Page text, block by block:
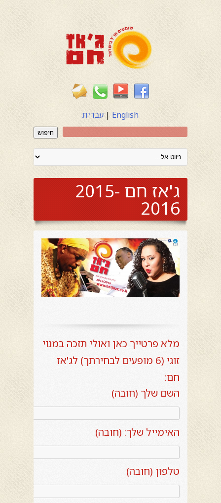
English
| עברית
חיפוש
ג'אז חם 2015-
2016
מלא פרטייך כאן ואולי תזכה במנוי
זוגי (6 מופעים לבחירתך) לג'אז
חם:
השם שלך (חובה)
האימייל שלך: (חובה)
טלפון (חובה)